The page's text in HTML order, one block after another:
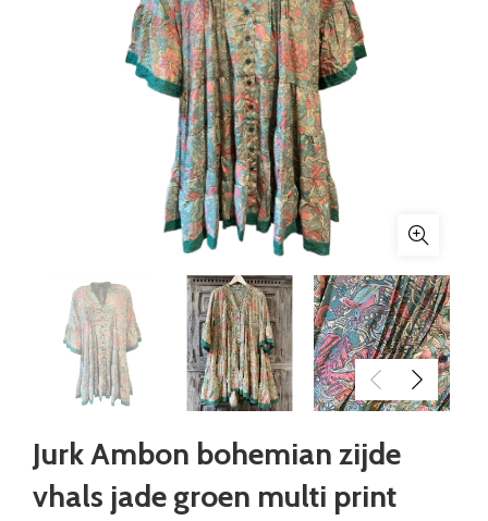
Jurk Ambon bohemian zijde
vhals jade groen multi print